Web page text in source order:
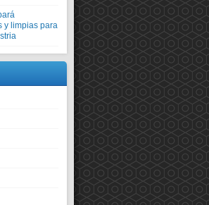
y limpias para